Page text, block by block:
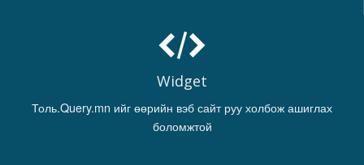
Widget
Толь.Query.mn ийг өөрийн вэб сайт руу холбож ашиглах
боломжтой